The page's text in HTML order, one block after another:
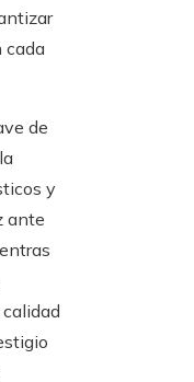
cada
de
y
ante